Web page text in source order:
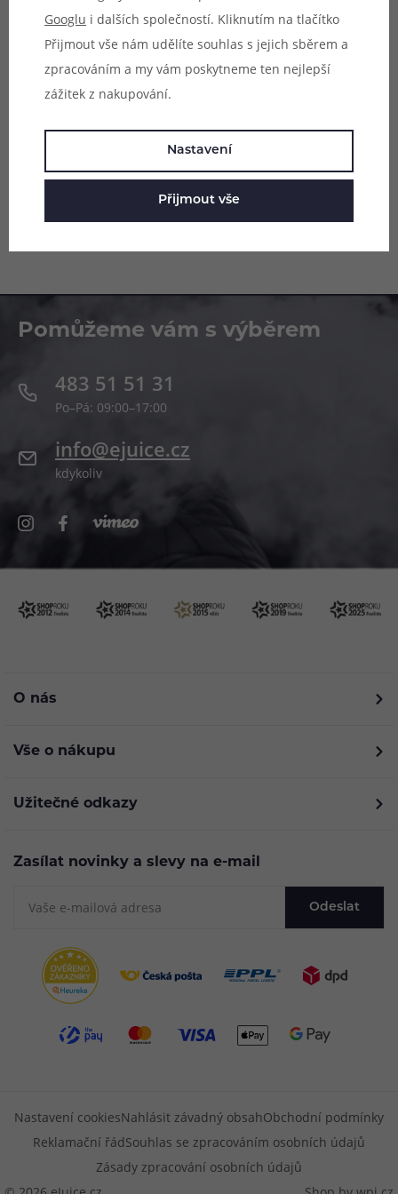
Obsah balení:1ks vaty s délkou cca 1,5 m
Materiál:100% přírodní japonská bavlna
Pomůžeme vám s výběrem
483 51 51 31
Po–Pá: 09:00–17:00
info@ejuice.cz
kdykoliv
O nás
Vše o nákupu
Užitečné odkazy
Zasílat novinky a slevy na e-mail
Odeslat
Nastavení cookiesNahlásit závadný obsahObchodní podmínky
Reklamační řádSouhlas se zpracováním osobních údajů
Zásady zpracování osobních údajů
Googlu i dalších společností. Kliknutím na tlačítko
Přijmout vše nám udělíte souhlas s jejich sběrem a
zpracováním a my vám poskytneme ten nejlepší
zážitek z nakupování.
Nastavení
Přijmout vše